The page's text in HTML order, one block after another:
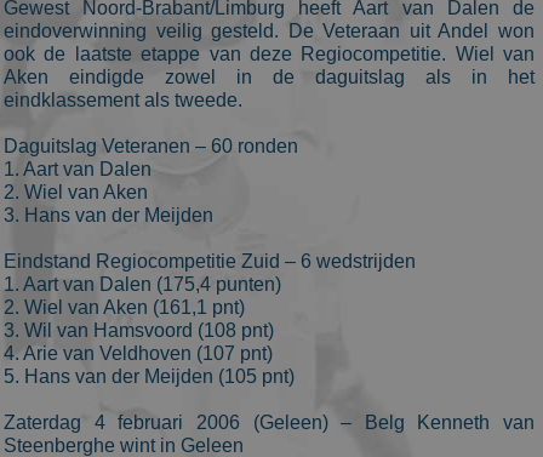
Gewest Noord-Brabant/Limburg heeft Aart van Dalen de
eindoverwinning veilig gesteld. De Veteraan uit Andel won
ook de laatste etappe van deze Regiocompetitie. Wiel van
Aken eindigde zowel in de daguitslag als in het
eindklassement als tweede.
Daguitslag Veteranen – 60 ronden
1. Aart van Dalen
2. Wiel van Aken
3. Hans van der Meijden
Eindstand Regiocompetitie Zuid – 6 wedstrijden
1. Aart van Dalen (175,4 punten)
2. Wiel van Aken (161,1 pnt)
3. Wil van Hamsvoord (108 pnt)
4. Arie van Veldhoven (107 pnt)
5. Hans van der Meijden (105 pnt)
Zaterdag 4 februari 2006 (Geleen) – Belg Kenneth van
Steenberghe wint in Geleen
owners.
_gid
Google LLC
.schaatspeloton.nl
1 dag
This cookie
name is
asssociated
maand
used by